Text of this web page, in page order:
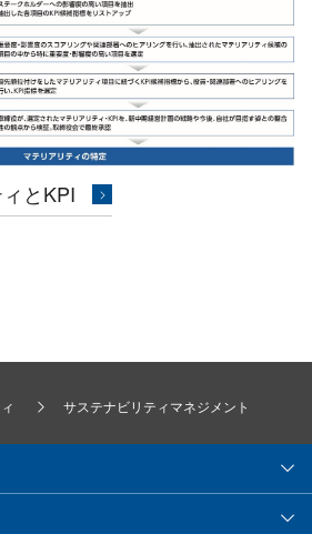
とKPI
サステナビリティマネジメント